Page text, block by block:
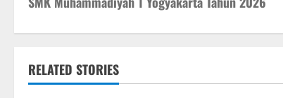
s
n
RELATED STORIES